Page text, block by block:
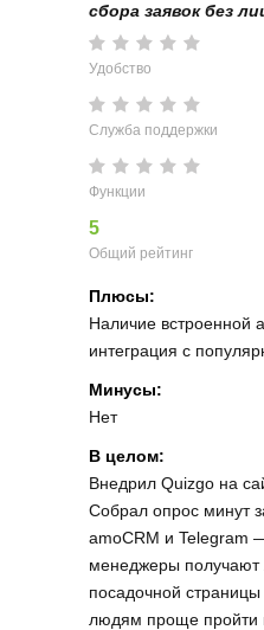
сбора заявок без
Удобство
Служба поддержки
Функции
5
Общий рейтинг
Плюсы:
Наличие встроенной
интеграция с
Минусы:
Нет
В целом:
Внедрил Quizgo на
Собрал опрос минут
amoCRM и Telegram
менеджеры получают
посадочной
людям проще пройти